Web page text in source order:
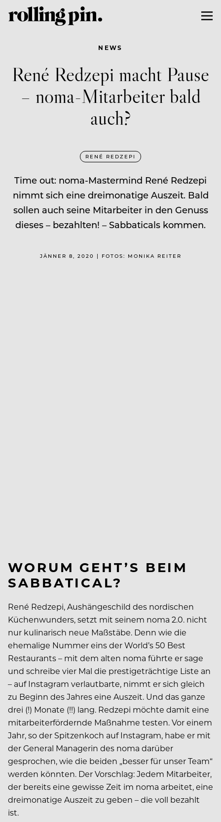
NEWS
René Redzepi macht Pause
– noma-Mitarbeiter bald
auch?
RENÉ REDZEPI
Time out: noma-Mastermind René Redzepi
nimmt sich eine dreimonatige Auszeit. Bald
sollen auch seine Mitarbeiter in den Genuss
dieses – bezahlten! – Sabbaticals kommen.
JÄNNER 8, 2020 | FOTOS: MONIKA REITER
WORUM GEHT’S BEIM
SABBATICAL?
René Redzepi, Aushängeschild des nordischen
Küchenwunders, setzt mit seinem noma 2.0. nicht
nur kulinarisch neue Maßstäbe. Denn wie die
ehemalige Nummer eins der World’s 50 Best
Restaurants – mit dem alten noma führte er sage
und schreibe vier Mal die prestigeträchtige Liste an
– auf Instagram verlautbarte, nimmt er sich gleich
zu Beginn des Jahres eine Auszeit. Und das ganze
drei (!) Monate (!!) lang. Redzepi möchte damit eine
mitarbeiterfördernde Maßnahme testen. Vor einem
Jahr, so der Spitzenkoch auf Instagram, habe er mit
der General Managerin des noma darüber
gesprochen, wie die beiden „besser für unser Team“
werden könnten. Der Vorschlag: Jedem Mitarbeiter,
der bereits eine gewisse Zeit im noma arbeitet, eine
dreimonatige Auszeit zu geben – die voll bezahlt
ist.